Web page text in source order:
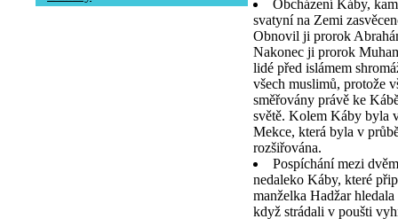
Obcházení Káby,
svatyní na Zemi
Obnovil ji prorok
Nakonec ji prorok
lidé před islámem
všech muslimů, protože
směřovány právě ke
světě. Kolem Káby byla
Mekce, která byla v
rozšiřována.
Pospíchání mezi
nedaleko Káby, které
manželka Hadžar
když strádali v poušti